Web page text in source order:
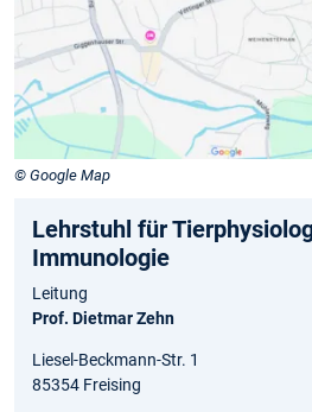
© Google Map
Lehrstuhl für
Immunologie
Leitung
Prof. Dietmar Zehn
Liesel-Beckmann-Str. 1
85354 Freising